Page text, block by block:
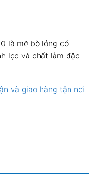
là mỡ bò lỏng có
lọc và chất làm đặc
và giao hàng tận nơi